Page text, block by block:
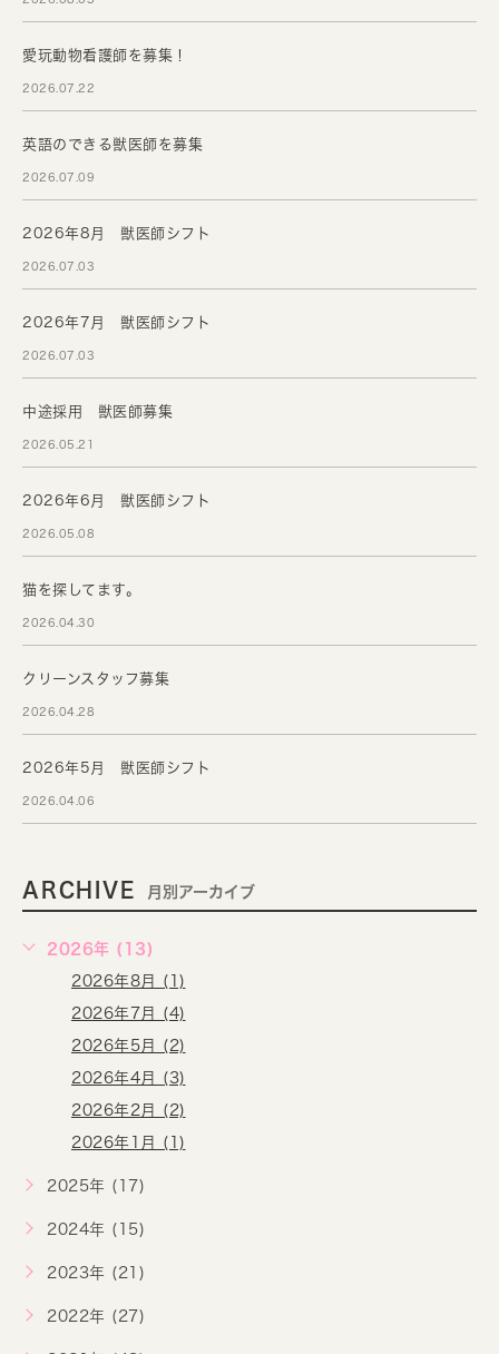
愛玩動物看護師を募集！
2026.07.22
英語のできる獣医師を募集
2026.07.09
2026年8月 獣医師シフト
2026.07.03
2026年7月 獣医師シフト
2026.07.03
中途採用 獣医師募集
2026.05.21
2026年6月 獣医師シフト
2026.05.08
猫を探してます。
2026.04.30
クリーンスタッフ募集
2026.04.28
2026年5月 獣医師シフト
2026.04.06
ARCHIVE 月別アーカイブ
2026年 (13)
2026年8月 (1)
2026年7月 (4)
2026年5月 (2)
2026年4月 (3)
2026年2月 (2)
2026年1月 (1)
2025年 (17)
2024年 (15)
2023年 (21)
2022年 (27)